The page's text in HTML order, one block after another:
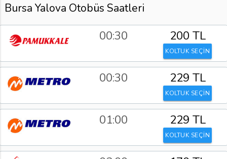
Bursa Yalova Otobüs Saatleri
00:30 200 TL
KOLTUK SEÇİN
00:30 229 TL
KOLTUK SEÇİN
01:00 229 TL
KOLTUK SEÇİN